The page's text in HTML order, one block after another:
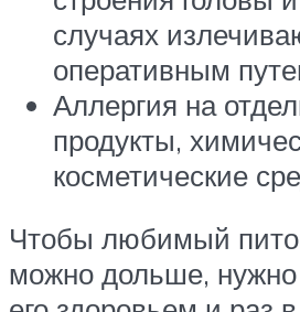
случаях
оперативным
Аллергия на
продукты,
косметические
Чтобы любимый
можно дольше, нужно